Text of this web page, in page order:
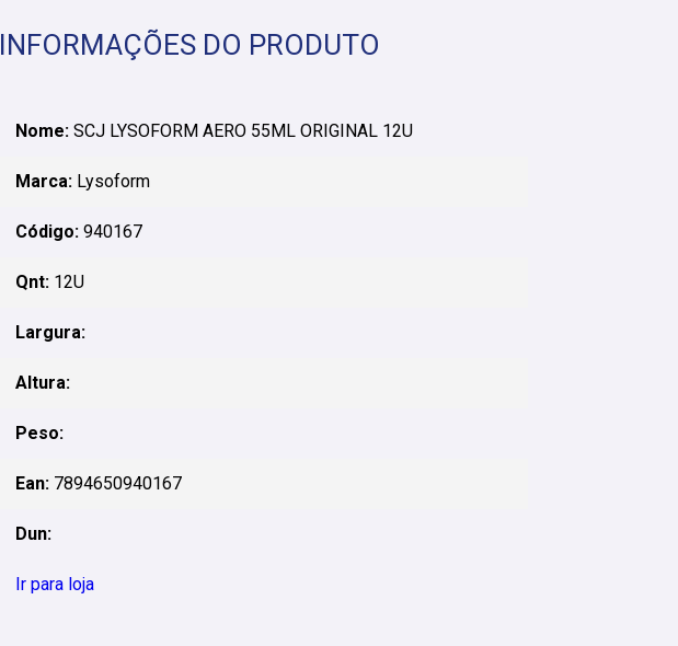
INFORMAÇÕES DO PRODUTO
Nome:SCJ LYSOFORM AERO 55ML ORIGINAL 12U
Marca:Lysoform
Código:940167
Qnt:12U
Largura:
Altura:
Peso:
Ean:7894650940167
Dun:
Ir para loja